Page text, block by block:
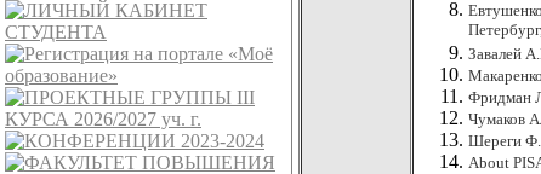
Завалей
Фридман
Чумаков
Шереги
About